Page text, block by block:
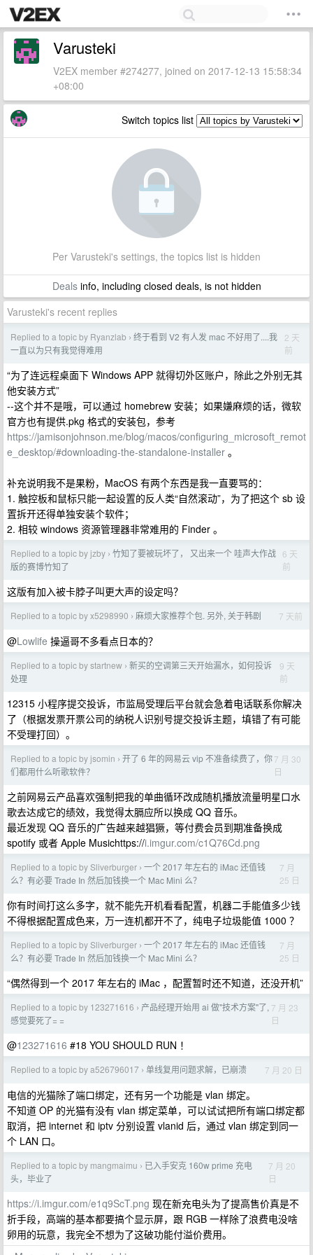
Varusteki
V2EX member #274277, joined on 2017-12-13 15:58:34
+08:00
Switch topics list
Per Varusteki's settings, the topics list is hidden
Dealsinfo, including closed deals, is not hidden
Varusteki's recent replies
Replied to a topic by Ryanzlab › 终于看到 V2 有人发 mac 不好用了....我
一直以为只有我觉得难用
2 天
前
“为了连远程桌面下 Windows APP 就得切外区账户，除此之外别无其
他安装方式”
--这个并不是哦，可以通过 homebrew 安装；如果嫌麻烦的话，微软
官方也有提供.pkg 格式的安装包，参考
https://jamisonjohnson.me/blog/macos/configuring_microsoft_remot
e_desktop/#downloading-the-standalone-installer 。
补充说明我不是果粉，MacOS 有两个东西是我一直要骂的：
1. 触控板和鼠标只能一起设置的反人类“自然滚动”，为了把这个 sb 设
置拆开还得单独安装个软件；
2. 相较 windows 资源管理器非常难用的 Finder 。
Replied to a topic by jzby › 竹知了要被玩坏了， 又出来一个 哇声大作战
版的赛博竹知了
6 天
前
这版有加入被卡脖子叫更大声的设定吗？
Replied to a topic by x5298990 › 麻烦大家推荐个包. 另外, 关于韩剧 7 天前
@Lowlife 操逼哥不多看点日本的？
Replied to a topic by startnew › 新买的空调第三天开始漏水，如何投诉
处理
9 天
前
12315 小程序提交投诉，市监局受理后平台就会急着电话联系你解决
了（根据发票开票公司的纳税人识别号提交投诉主题，填错了有可能
不受理打回）。
Replied to a topic by jsomin › 开了 6 年的网易云 vip 不准备续费了，你
们都用什么听歌软件？
7 月 30
日
之前网易云产品喜欢强制把我的单曲循环改成随机播放流量明星口水
歌去达成它的绩效，我觉得太膈应所以换成 QQ 音乐。
最近发现 QQ 音乐的广告越来越猖獗，等付费会员到期准备换成
spotify 或者 Apple Musichttps://i.imgur.com/c1Q76Cd.png
Replied to a topic by Sliverburger › 一个 2017 年左右的 iMac 还值钱
么？有必要 Trade In 然后加钱换一个 Mac Mini 么？
7 月
25 日
你有时间打这么多字，就不能先开机看看配置，机器二手能值多少钱
不得根据配置成色来，万一连机都开不了，纯电子垃圾能值 1000 ？
Replied to a topic by Sliverburger › 一个 2017 年左右的 iMac 还值钱
么？有必要 Trade In 然后加钱换一个 Mac Mini 么？
7 月
25 日
“偶然得到一个 2017 年左右的 iMac ，配置暂时还不知道，还没开机”
Replied to a topic by 123271616 › 产品经理开始用 ai 做"技术方案"了,
感觉要死了= =
7 月 23
日
@123271616 #18 YOU SHOULD RUN ！
Replied to a topic by a526796017 › 单线复用问题求解，已崩溃 7 月 20 日
电信的光猫除了端口绑定，还有另一个功能是 vlan 绑定。
不知道 OP 的光猫有没有 vlan 绑定菜单，可以试试把所有端口绑定都
取消，把 internet 和 iptv 分别设置 vlanid 后，通过 vlan 绑定到同一
个 LAN 口。
Replied to a topic by mangmaimu › 已入手安克 160w prime 充电
头，毕业了
7 月 20
日
https://i.imgur.com/e1q9ScT.png 现在新充电头为了提高售价真是不
折手段，高端的基本都要搞个显示屏，跟 RGB 一样除了浪费电没啥
卵用的玩意，我完全不想为了这破功能付溢价费用。